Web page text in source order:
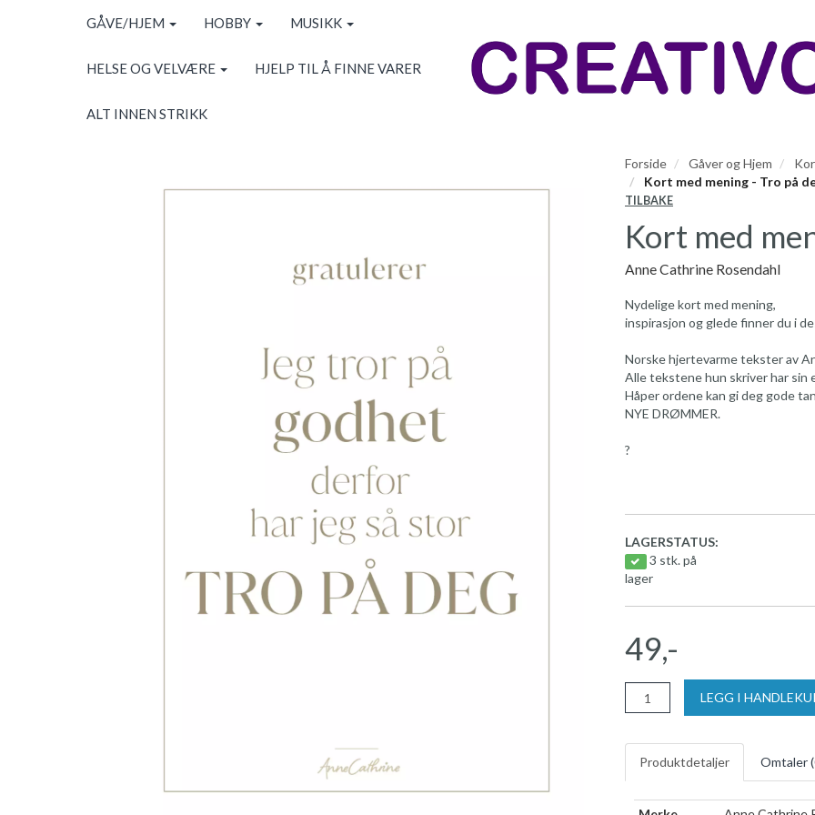
GÅVE/HJEM HOBBY MUSIKK
HELSE OG VELVÆRE HJELP TIL Å FINNE VARER
ALT INNEN STRIKK
Forside Gåver og Hjem
Kort med mening - Tro på
TILBAKE
Kort med
Anne Cathrine Rosendahl
Nydelige kort med mening,
inspirasjon og glede finner du i
Norske hjertevarme tekster av
Alle tekstene hun skriver har sin
Håper ordene kan gi deg gode
NYE DRØMMER.
?
LAGERSTATUS:
3 stk. på
lager
49,-
LEGG I
Produktdetaljer Omtaler (